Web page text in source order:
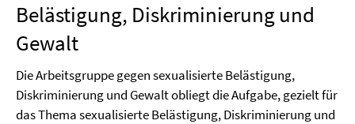
Belästigung, Diskriminierung und
Gewalt
Die Arbeitsgruppe gegen sexualisierte Belästigung,
Diskriminierung und Gewalt obliegt die Aufgabe, gezielt für
das Thema sexualisierte Belästigung, Diskriminierung und